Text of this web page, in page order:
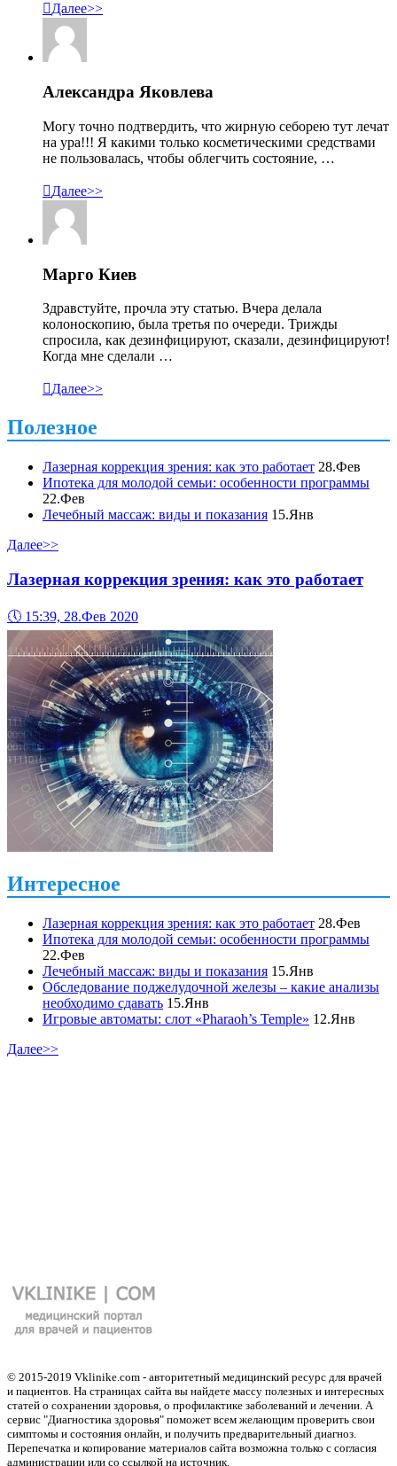
Далее>>
Александра Яковлева
Могу точно подтвердить, что жирную себорею тут лечат
на ура!!! Я какими только косметическими средствами
не пользовалась, чтобы облегчить состояние, …
Далее>>
Марго Киев
Здравстуйте, прочла эту статью. Вчера делала
колоноскопию, была третья по очереди. Трижды
спросила, как дезинфицируют, сказали, дезинфицируют!
Когда мне сделали …
Далее>>
Полезное
Лазерная коррекция зрения: как это работает 28.Фев
Ипотека для молодой семьи: особенности программы
22.Фев
Лечебный массаж: виды и показания 15.Янв
Далее>>
Лазерная коррекция зрения: как это работает
🕔 15:39, 28.Фев 2020
Интересное
Лазерная коррекция зрения: как это работает 28.Фев
Ипотека для молодой семьи: особенности программы
22.Фев
Лечебный массаж: виды и показания 15.Янв
Обследование поджелудочной железы – какие анализы
необходимо сдавать 15.Янв
Игровые автоматы: слот «Pharaoh’s Temple» 12.Янв
Далее>>
© 2015-2019 Vklinike.com - авторитетный медицинский ресурс для врачей
и пациентов. На страницах сайта вы найдете массу полезных и интересных
статей о сохранении здоровья, о профилактике заболеваний и лечении. А
сервис "Диагностика здоровья" поможет всем желающим проверить свои
симптомы и состояния онлайн, и получить предварительный диагноз.
Перепечатка и копирование материалов сайта возможна только с согласия
администрации или со ссылкой на источник.